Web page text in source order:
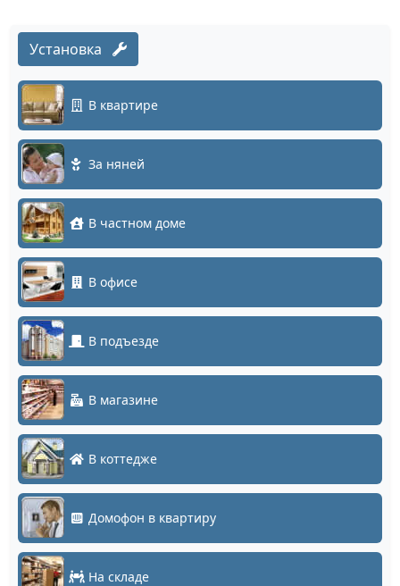
Установка
В квартире
За няней
В частном доме
В офисе
В подъезде
В магазине
В коттедже
Домофон в квартиру
На складе